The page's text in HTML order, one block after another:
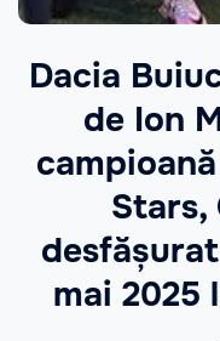
Dacia
de Ion
Stars,
mai 2025